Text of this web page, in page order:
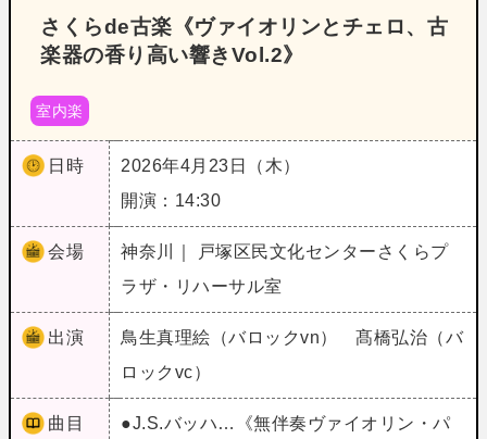
さくらde古楽《ヴァイオリンとチェロ、古
楽器の香り高い響きVol.2》
室内楽
日時
2026年4月23日（木）
開演：14:30
会場
神奈川｜ 戸塚区民文化センターさくらプ
ラザ・リハーサル室
出演
鳥生真理絵（バロックvn） 髙橋弘治（バ
ロックvc）
曲目
●J.S.バッハ…《無伴奏ヴァイオリン・パ